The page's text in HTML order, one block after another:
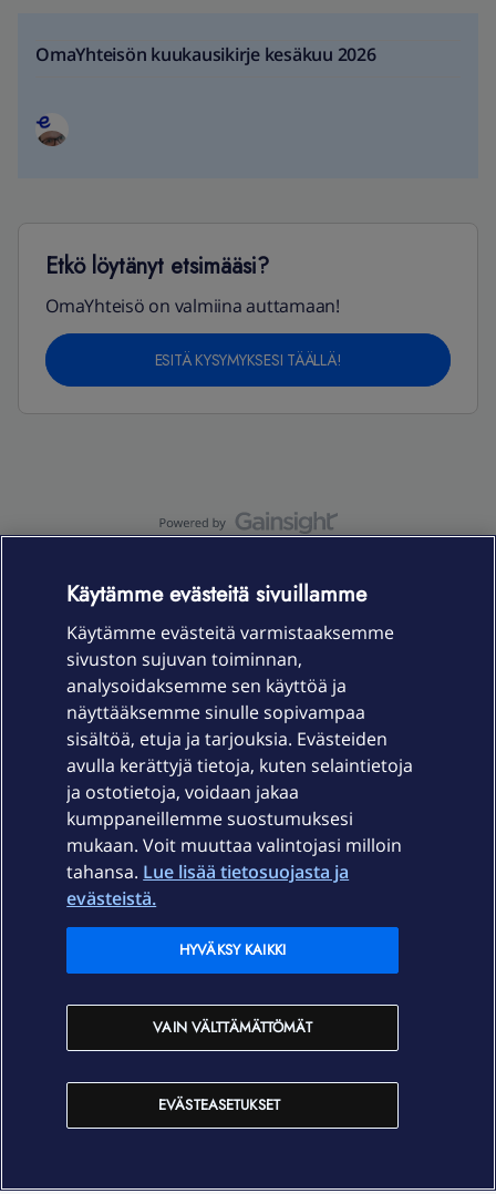
OmaYhteisön kuukausikirje kesäkuu 2026
Etkö löytänyt etsimääsi?
OmaYhteisö on valmiina auttamaan!
ESITÄ KYSYMYKSESI TÄÄLLÄ!
Laitteet & liittymät
Palvelut
Ajankohtaista
Elisa Oyj
In English
Käytämme evästeitä sivuillamme
Käytämme evästeitä varmistaaksemme
sivuston sujuvan toiminnan,
analysoidaksemme sen käyttöä ja
näyttääksemme sinulle sopivampaa
sisältöä, etuja ja tarjouksia. Evästeiden
avulla kerättyjä tietoja, kuten selaintietoja
ja ostotietoja, voidaan jakaa
kumppaneillemme suostumuksesi
mukaan. Voit muuttaa valintojasi milloin
tahansa. Lue lisää tietosuojasta ja
evästeistä.
EVÄSTEASETUKSET
VAIN VÄLTTÄMÄTTÖMÄT
HYVÄKSY KAIKKI